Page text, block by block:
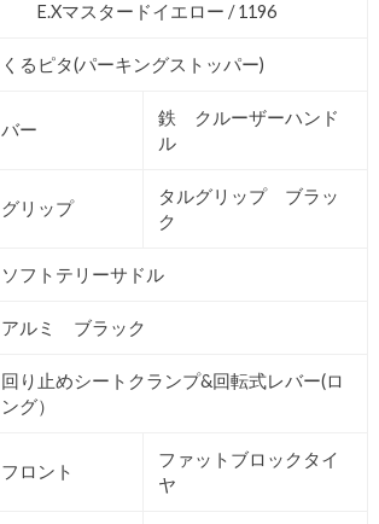
E.Xマスタードイエロー / 1196
くるピタ(パーキングストッパー)
バー
鉄 クルーザーハンド
ル
グリップ
タルグリップ ブラッ
ク
ソフトテリーサドル
アルミ ブラック
回り止めシートクランプ&回転式レバー(ロ
ング）
フロント
ファットブロックタイ
ヤ